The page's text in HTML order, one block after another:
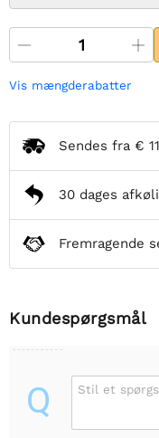
Vis mængderabatter
Sendes fra €
30 dages
Fremragende
Kundespørgsmål
Q Stil et